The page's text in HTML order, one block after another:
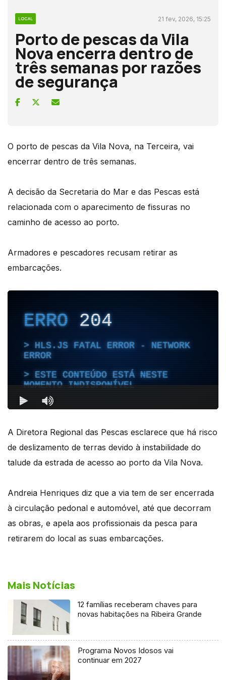
LOCAL 21 fev, 2026, 15:25
Porto de pescas da Vila
Nova encerra dentro de
três semanas por razões
de segurança
O porto de pescas da Vila Nova, na Terceira, vai
encerrar dentro de três semanas.
A decisão da Secretaria do Mar e das Pescas está
relacionada com o aparecimento de fissuras no
caminho de acesso ao porto.
Armadores e pescadores recusam retirar as
embarcações.
A Diretora Regional das Pescas esclarece que há risco
de deslizamento de terras devido à instabilidade do
talude da estrada de acesso ao porto da Vila Nova.
Andreia Henriques diz que a via tem de ser encerrada
à circulação pedonal e automóvel, até que decorram
as obras, e apela aos profissionais da pesca para
retirarem do local as suas embarcações.
Mais Notícias
12 famílias receberam chaves para
novas habitações na Ribeira Grande
Programa Novos Idosos vai
continuar em 2027